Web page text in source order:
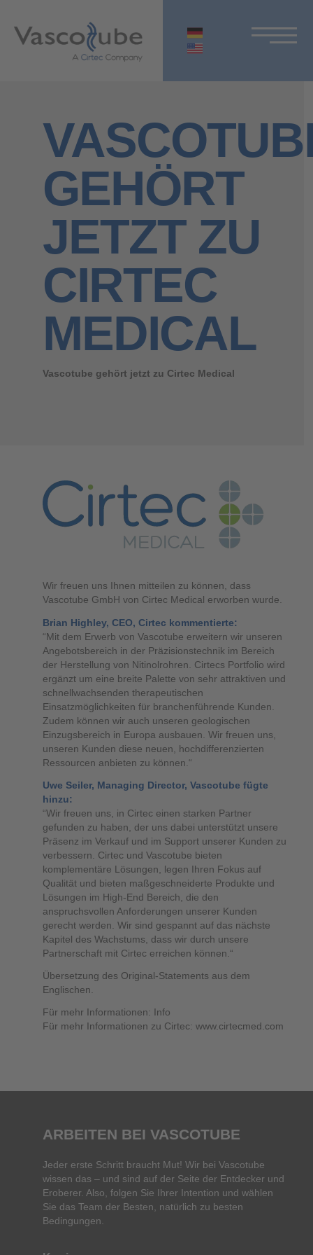
GEHÖRT
JETZT ZU
CIRTEC
MEDICAL
Vascotube gehört jetzt zu Cirtec Medical
Wir freuen uns Ihnen mitteilen zu können, dass
Vascotube GmbH von Cirtec Medical erworben wurde.
Brian Highley, CEO, Cirtec kommentierte:
“Mit dem Erwerb von Vascotube erweitern wir unseren
Angebotsbereich in der Präzisionstechnik im Bereich
der Herstellung von Nitinolrohren. Cirtecs Portfolio wird
ergänzt um eine breite Palette von sehr attraktiven und
schnellwachsenden therapeutischen
Einsatzmöglichkeiten für branchenführende Kunden.
Zudem können wir auch unseren geologischen
Einzugsbereich in Europa ausbauen. Wir freuen uns,
unseren Kunden diese neuen, hochdifferenzierten
Ressourcen anbieten zu können.“
Uwe Seiler, Managing Director, Vascotube fügte
hinzu:
“Wir freuen uns, in Cirtec einen starken Partner
gefunden zu haben, der uns dabei unterstützt unsere
Präsenz im Verkauf und im Support unserer Kunden zu
verbessern. Cirtec und Vascotube bieten
komplementäre Lösungen, legen Ihren Fokus auf
Qualität und bieten maßgeschneiderte Produkte und
Lösungen im High-End Bereich, die den
anspruchsvollen Anforderungen unserer Kunden
gerecht werden. Wir sind gespannt auf das nächste
Kapitel des Wachstums, dass wir durch unsere
Partnerschaft mit Cirtec erreichen können.“
Übersetzung des Original-Statements aus dem
Englischen.
Für mehr Informationen: Info
Für mehr Informationen zu Cirtec: www.cirtecmed.com
ARBEITEN BEI VASCOTUBE
Jeder erste Schritt braucht Mut! Wir bei Vascotube
wissen das – und sind auf der Seite der Entdecker und
Eroberer. Also, folgen Sie Ihrer Intention und wählen
Sie das Team der Besten, natürlich zu besten
Bedingungen.